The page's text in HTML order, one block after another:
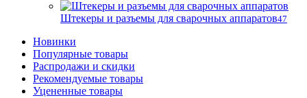
Штекеры и разъемы для сварочных аппаратов47
Новинки
Популярные товары
Распродажи и скидки
Рекомендуемые товары
Уцененные товары